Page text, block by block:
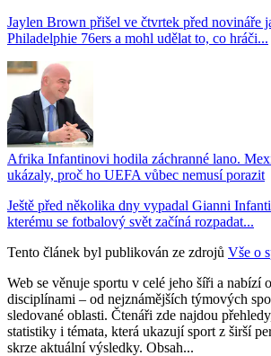
Jaylen Brown přišel ve čtvrtek před novináře
Philadelphie 76ers a mohl udělat to, co hráči...
Afrika Infantinovi hodila záchranné lano.
ukázaly, proč ho UEFA vůbec nemusí porazit
Ještě před několika dny vypadal Gianni
kterému se fotbalový svět začíná rozpadat...
Tento článek byl publikován ze zdrojů Vše o
Web se věnuje sportu v celé jeho šíři a nabízí
disciplínami – od nejznámějších týmových
sledované oblasti. Čtenáři zde najdou
statistiky i témata, která ukazují sport z širší
skrze aktuální výsledky. Obsah...